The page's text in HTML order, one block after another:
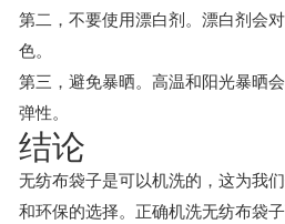
第二，不要使用漂白剂。漂白剂会
色。
第三，避免暴晒。高温和阳光暴晒
弹性。
结论
无纺布袋子是可以机洗的，这为我
和环保的选择。正确机洗无纺布袋